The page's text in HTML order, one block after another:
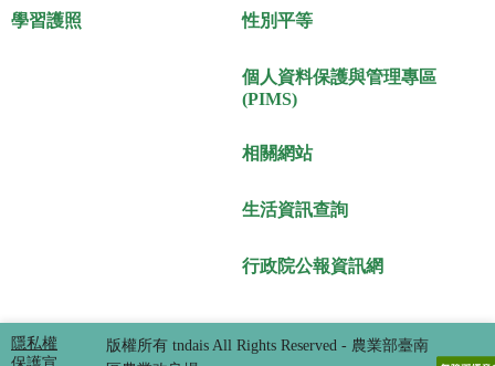
學習護照 性別平等
個人資料保護與管理專區
(PIMS)
相關網站
生活資訊查詢
行政院公報資訊網
隱私權
版權所有 tndais All Rights Reserved - 農業部臺南